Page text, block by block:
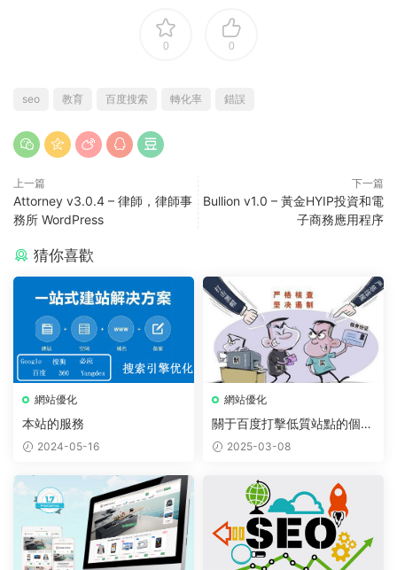
0 0
seo 教育 百度搜索 轉化率 錯誤
上一篇
Attorney v3.0.4 – 律師，律師事
務所 WordPress
下一篇
Bullion v1.0 – 黃金HYIP投資和電
子商務應用程序
猜你喜歡
網站優化
本站的服務
2024-05-16
網站優化
關于百度打擊低質站點的個人
看法2025-03-08